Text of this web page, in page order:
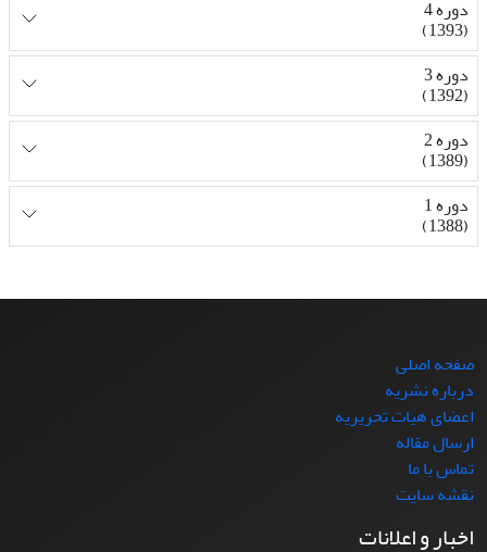
دوره 4
(1393)
دوره 3
(1392)
دوره 2
(1389)
دوره 1
(1388)
صفحه اصلی
درباره نشریه
اعضای هیات تحریریه
ارسال مقاله
تماس با ما
نقشه سایت
اخبار و اعلانات